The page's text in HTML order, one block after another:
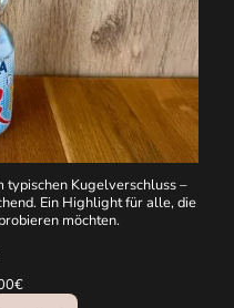
typischen Kugelverschluss –
Ein Highlight für alle, die
möchten.